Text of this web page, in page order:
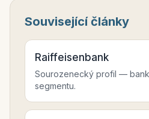
Související články
Raiffeisenbank
Sourozenecký profil —
segmentu.